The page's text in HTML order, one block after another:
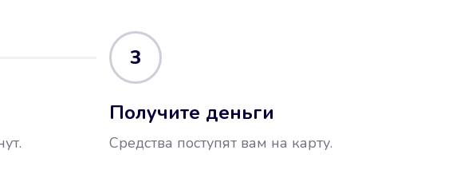
3
Получите деньги
Средства поступят вам на карту.